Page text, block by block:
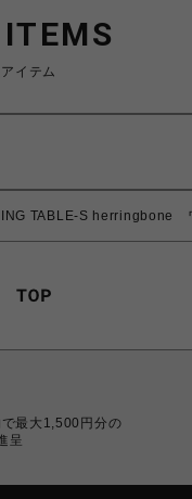
イテム
TABLE-S herringbone
最大1,500円分の
呈